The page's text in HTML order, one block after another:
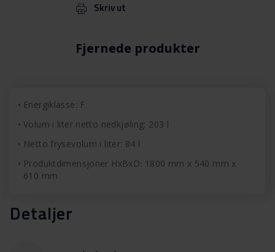
Fjernede produkter
Skriv ut
Energiklasse: F
Volum i liter netto nedkjøling: 203 l
Netto frysevolum i liter: 84 l
Produktdimensjoner HxBxD: 1800 mm x 540 mm x
610 mm
Detaljer